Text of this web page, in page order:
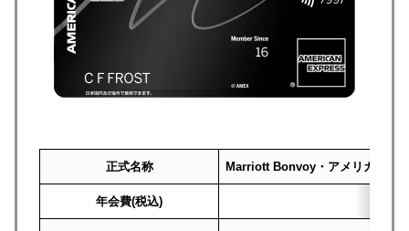
正式名称 Marriott Bonvoy・アメリカン・
年会費(税込)